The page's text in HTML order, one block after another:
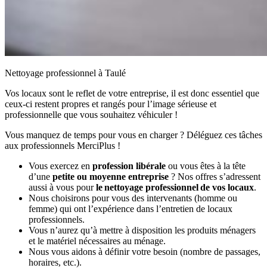
Nettoyage professionnel à Taulé
Vos locaux sont le reflet de votre entreprise, il est donc essentiel que
ceux-ci restent propres et rangés pour l’image sérieuse et
professionnelle que vous souhaitez véhiculer !
Vous manquez de temps pour vous en charger ? Déléguez ces tâches
aux professionnels MerciPlus !
Vous exercez en profession libérale ou vous êtes à la tête
d’une petite ou moyenne entreprise ? Nos offres s’adressent
aussi à vous pourle nettoyage professionnel de vos locaux.
Nous choisirons pour vous des intervenants (homme ou
femme) qui ont l’expérience dans l’entretien de locaux
professionnels.
Vous n’aurez qu’à mettre à disposition les produits ménagers
et le matériel nécessaires au ménage.
Nous vous aidons à définir votre besoin (nombre de passages,
horaires, etc.).